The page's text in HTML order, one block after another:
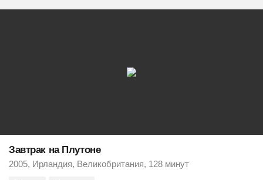
Завтрак на Плутоне
2005, Ирландия, Великобритания, 128 минут